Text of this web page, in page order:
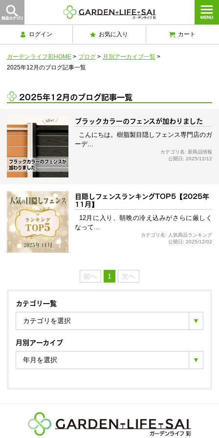
ログイン お気に入り カート
ガーデンライフ彩HOME > ブログ > 月別アーカイブ一覧 >
2025年12月のブログ記事一覧
2025年12月のブログ記事一覧
ブラックカラーのフェンスが加わりました
こんにちは。樹脂製目隠しフェンス専門店のガ
ーデ...
カテゴリ名: 新商品情報
公開日: 2025/12/12
目隠しフェンスランキングTOP5【2025年
11月】
12月に入り、朝晩の冷え込みがさらに厳しく
なって...
カテゴリ名: 人気商品ランキング
公開日: 2025/12/02
前へ 1 次へ
カテゴリ一覧
カテゴリを選択
月別アーカイブ
年月を選択